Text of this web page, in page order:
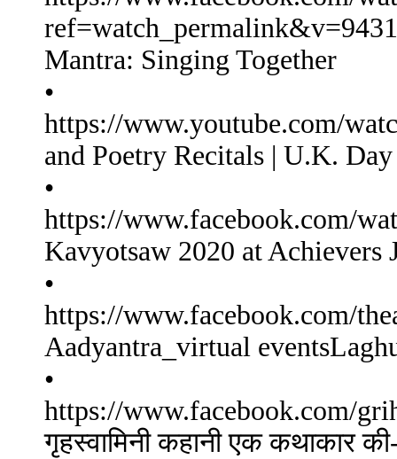
Mantra: Singing Together
•
https://www.youtube.com/
and Poetry Recitals | U.K.
•
https://www.facebook.com/
Kavyotsaw 2020 at Achievers
•
https://www.facebook.com/
Aadyantra_virtual
•
https://www.facebook.com/
गृहस्वामिनी कहानी एक कथाकार